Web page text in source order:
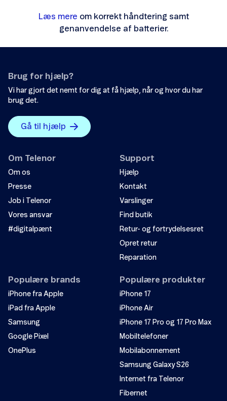
Læs mere om korrekt håndtering samt
genanvendelse af batterier.
Brug for hjælp?
Vi har gjort det nemt for dig at få hjælp, når og hvor du har
brug det.
Gå til hjælp
Om Telenor
Om os
Presse
Job i Telenor
Vores ansvar
#digitalpænt
Support
Hjælp
Kontakt
Varslinger
Find butik
Retur- og fortrydelsesret
Opret retur
Reparation
Populære brands
iPhone fra Apple
iPad fra Apple
Samsung
Google Pixel
OnePlus
Populære produkter
iPhone 17
iPhone Air
iPhone 17 Pro og 17 Pro Max
Mobiltelefoner
Mobilabonnement
Samsung Galaxy S26
Internet fra Telenor
Fibernet